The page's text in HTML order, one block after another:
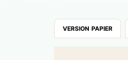
VERSION PAPIER